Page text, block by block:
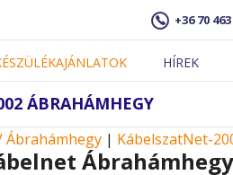
+36 70
HÍREK
ÁBRAHÁMHEGY
Ábrahámhegy | KábelszatNet-
Ábrahámhegy